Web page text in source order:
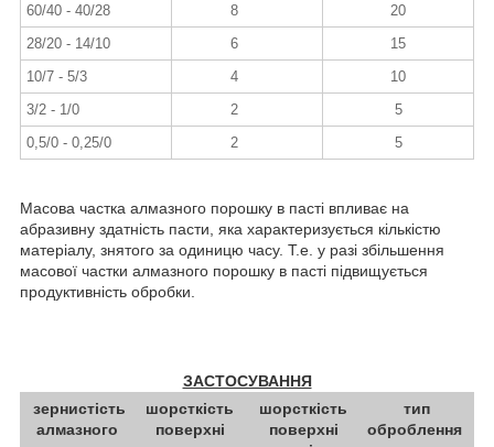
60/40 - 40/28
8
20
28/20 - 14/10
6
15
10/7 - 5/3
4
10
3/2 - 1/0
2
5
0,5/0 - 0,25/0
2 5
Масова частка алмазного порошку в пасті впливає на
абразивну здатність пасти, яка характеризується кількістю
матеріалу, знятого за одиницю часу. Т.е. у разі збільшення
масової частки алмазного порошку в пасті підвищується
продуктивність обробки.
ЗАСТОСУВАННЯ
зернистість
алмазного
шорсткість
поверхні
шорсткість
поверхні
тип
оброблення